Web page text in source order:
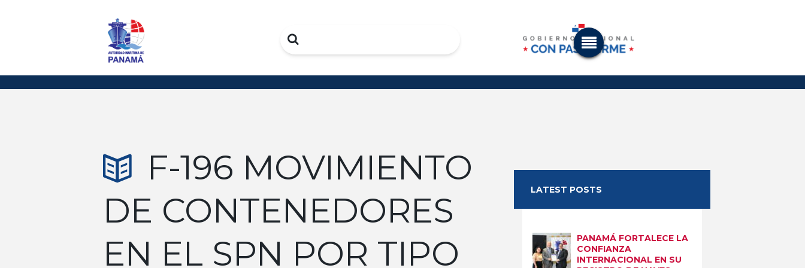
Search
F-196 MOVIMIENTO
DE CONTENEDORES
EN EL SPN POR TIPO
LATEST POSTS
PANAMÁ FORTALECE LA
CONFIANZA
INTERNACIONAL EN SU